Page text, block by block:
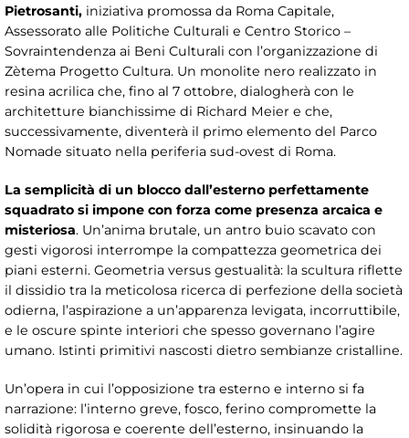
Pietrosanti, iniziativa promossa da Roma Capitale,
Assessorato alle Politiche Culturali e Centro Storico –
Sovraintendenza ai Beni Culturali con l’organizzazione di
Zètema Progetto Cultura. Un monolite nero realizzato in
resina acrilica che, fino al 7 ottobre, dialogherà con le
architetture bianchissime di Richard Meier e che,
successivamente, diventerà il primo elemento del Parco
Nomade situato nella periferia sud-ovest di Roma.
La semplicità di un blocco dall’esterno perfettamente
squadrato si impone con forza come presenza arcaica e
misteriosa. Un’anima brutale, un antro buio scavato con
gesti vigorosi interrompe la compattezza geometrica dei
piani esterni. Geometria versus gestualità: la scultura riflette
il dissidio tra la meticolosa ricerca di perfezione della società
odierna, l’aspirazione a un’apparenza levigata, incorruttibile,
e le oscure spinte interiori che spesso governano l’agire
umano. Istinti primitivi nascosti dietro sembianze cristalline.
Un’opera in cui l’opposizione tra esterno e interno si fa
narrazione: l’interno greve, fosco, ferino compromette la
solidità rigorosa e coerente dell’esterno, insinuando la